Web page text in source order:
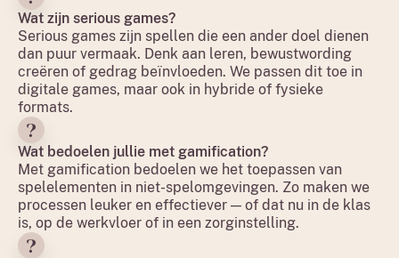
Wat zijn serious games?
Serious games zijn spellen die een ander doel dienen
dan puur vermaak. Denk aan leren, bewustwording
creëren of gedrag beïnvloeden. We passen dit toe in
digitale games, maar ook in hybride of fysieke
formats.
Wat bedoelen jullie met gamification?
Met gamification bedoelen we het toepassen van
spelelementen in niet-spelomgevingen. Zo maken we
processen leuker en effectiever — of dat nu in de klas
is, op de werkvloer of in een zorginstelling.